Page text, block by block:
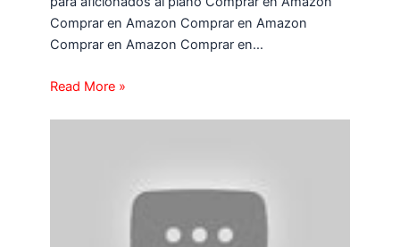
Comprar en Amazon Comprar en Amazon
Comprar en Amazon Comprar en…
Read More »